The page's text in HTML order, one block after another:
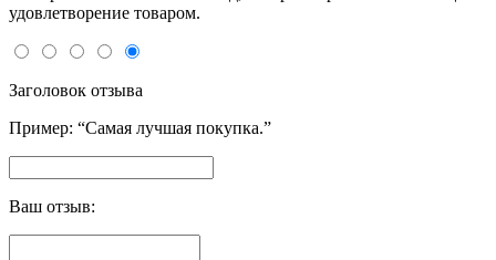
удовлетворение товаром.
Заголовок отзыва
Пример: “Самая лучшая покупка.”
Ваш отзыв: